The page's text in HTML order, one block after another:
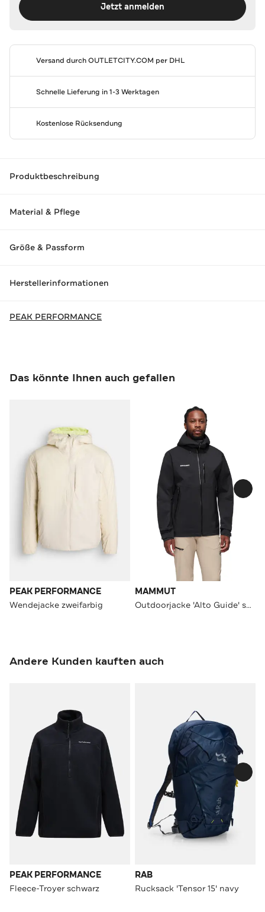
Jetzt anmelden
Versand durchOUTLETCITY.COM per DHL
Schnelle Lieferung in 1-3 Werktagen
Kostenlose Rücksendung
Produktbeschreibung
Material & Pflege
Größe & Passform
Herstellerinformationen
PEAK PERFORMANCE
Das könnte Ihnen auch gefallen
PEAK PERFORMANCE
Wendejacke zweifarbig
MAMMUT
Outdoorjacke 'Alto Guide' schwarz
Andere Kunden kauften auch
PEAK PERFORMANCE
Fleece-Troyer schwarz
RAB
Rucksack 'Tensor 15' navy